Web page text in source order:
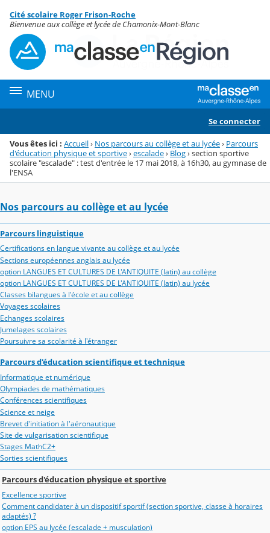
Menu de la rubrique
Contenu
Cité scolaire Roger Frison-Roche
Bienvenue aux collège et lycée de Chamonix-Mont-Blanc
MENU
Se connecter
Vous êtes ici : Accueil› Nos parcours au collège et au lycée› Parcours
d'éducation physique et sportive›escalade› Blog›section sportive
scolaire "escalade" : test d'entrée le 17 mai 2018, à 16h30, au gymnase de
l'ENSA
Nos parcours au collège et au lycée
Parcours linguistique
Certifications en langue vivante au collège et au lycée
Sections européennes anglais au lycée
option LANGUES ET CULTURES DE L'ANTIQUITE (latin) au collège
option LANGUES ET CULTURES DE L'ANTIQUITE (latin) au lycée
Classes bilangues à l'école et au collège
Voyages scolaires
Echanges scolaires
Jumelages scolaires
Poursuivre sa scolarité à l'étranger
Parcours d'éducation scientifique et technique
Informatique et numérique
Olympiades de mathématiques
Conférences scientifiques
Science et neige
Brevet d'initiation à l'aéronautique
Site de vulgarisation scientifique
Stages MathC2+
Sorties scientifiques
Parcours d'éducation physique et sportive
Excellence sportive
Comment candidater à un dispositif sportif (section sportive, classe à horaires
adaptés) ?
option EPS au lycée (escalade + musculation)